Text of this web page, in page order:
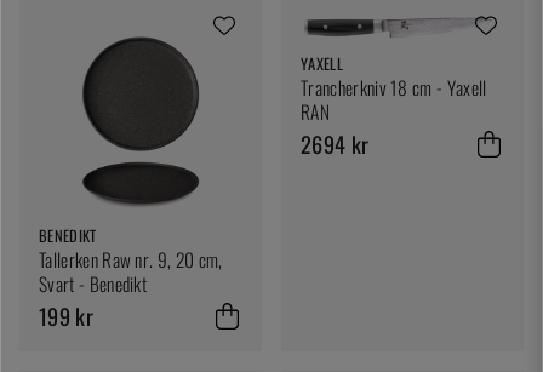
BENEDIKT
Tallerken Raw nr. 9, 20 cm,
Svart - Benedikt
199 kr
YAXELL
Trancherkniv 18 cm - Yaxell
RAN
2694 kr